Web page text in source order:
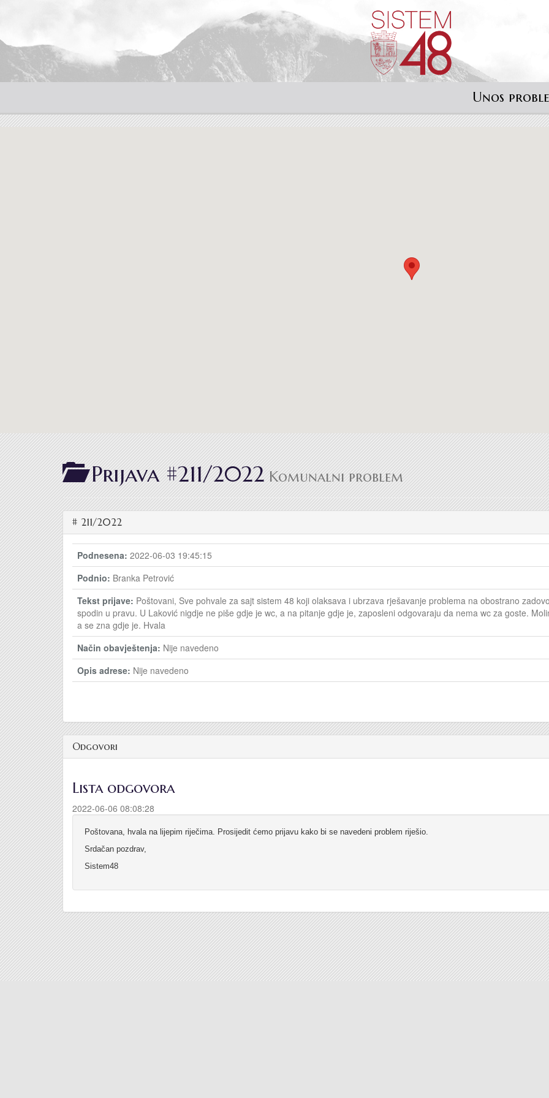
Unos
Prijava #211/2022Komunalni problem
# 211/2022
Podnesena: 2022-06-03 19:45:15
Podnio: Branka Petrović
Tekst prijave: Poštovani, Sve pohvale za sajt sistem 48 koji olaksava i ubrzava rješavanje problema na obostrano
spodin u pravu. U Laković nigdje ne piše gdje je wc, a na pitanje gdje je, zaposleni odgovaraju da nema wc za goste.
a se zna gdje je. Hvala
Način obavještenja: Nije navedeno
Opis adrese: Nije navedeno
Odgovori
Lista odgovora
2022-06-06 08:08:28
Poštovana, hvala na lijepim riječima. Prosijedit ćemo prijavu kako bi se navedeni problem riješio.
Srdačan pozdrav,
Sistem48